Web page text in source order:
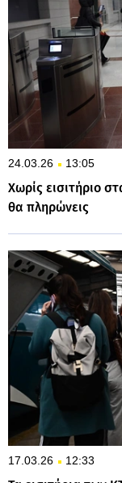
24.03.26 13:05
Χωρίς εισιτήριο
θα πληρώνεις
17.03.26 12:33